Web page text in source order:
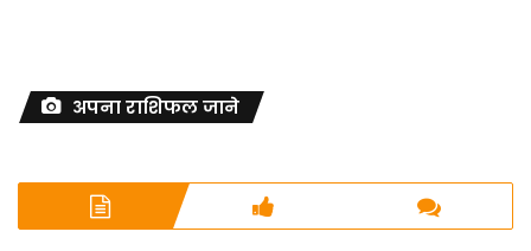
अपना राशिफल जाने